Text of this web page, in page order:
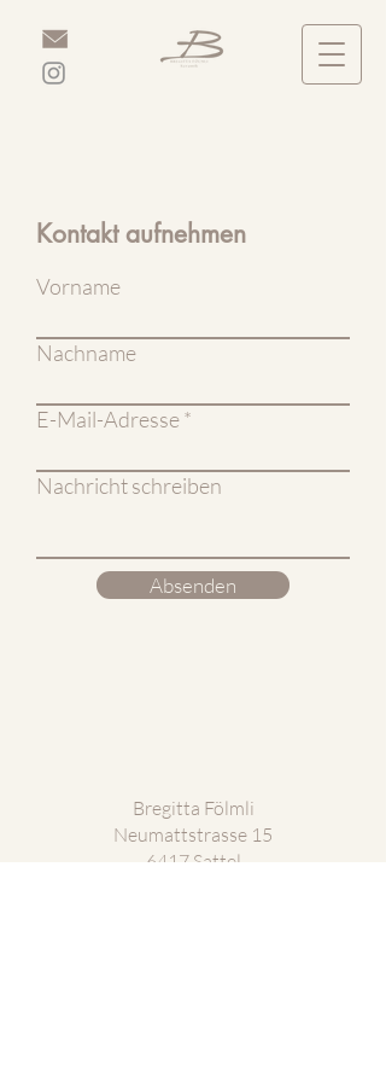
Kontakt aufnehmen
Vorname
Nachname
E-Mail-Adresse
Nachricht schreiben
Absenden
Bregitta Fölmli
Neumattstrasse 15
6417 Sattel